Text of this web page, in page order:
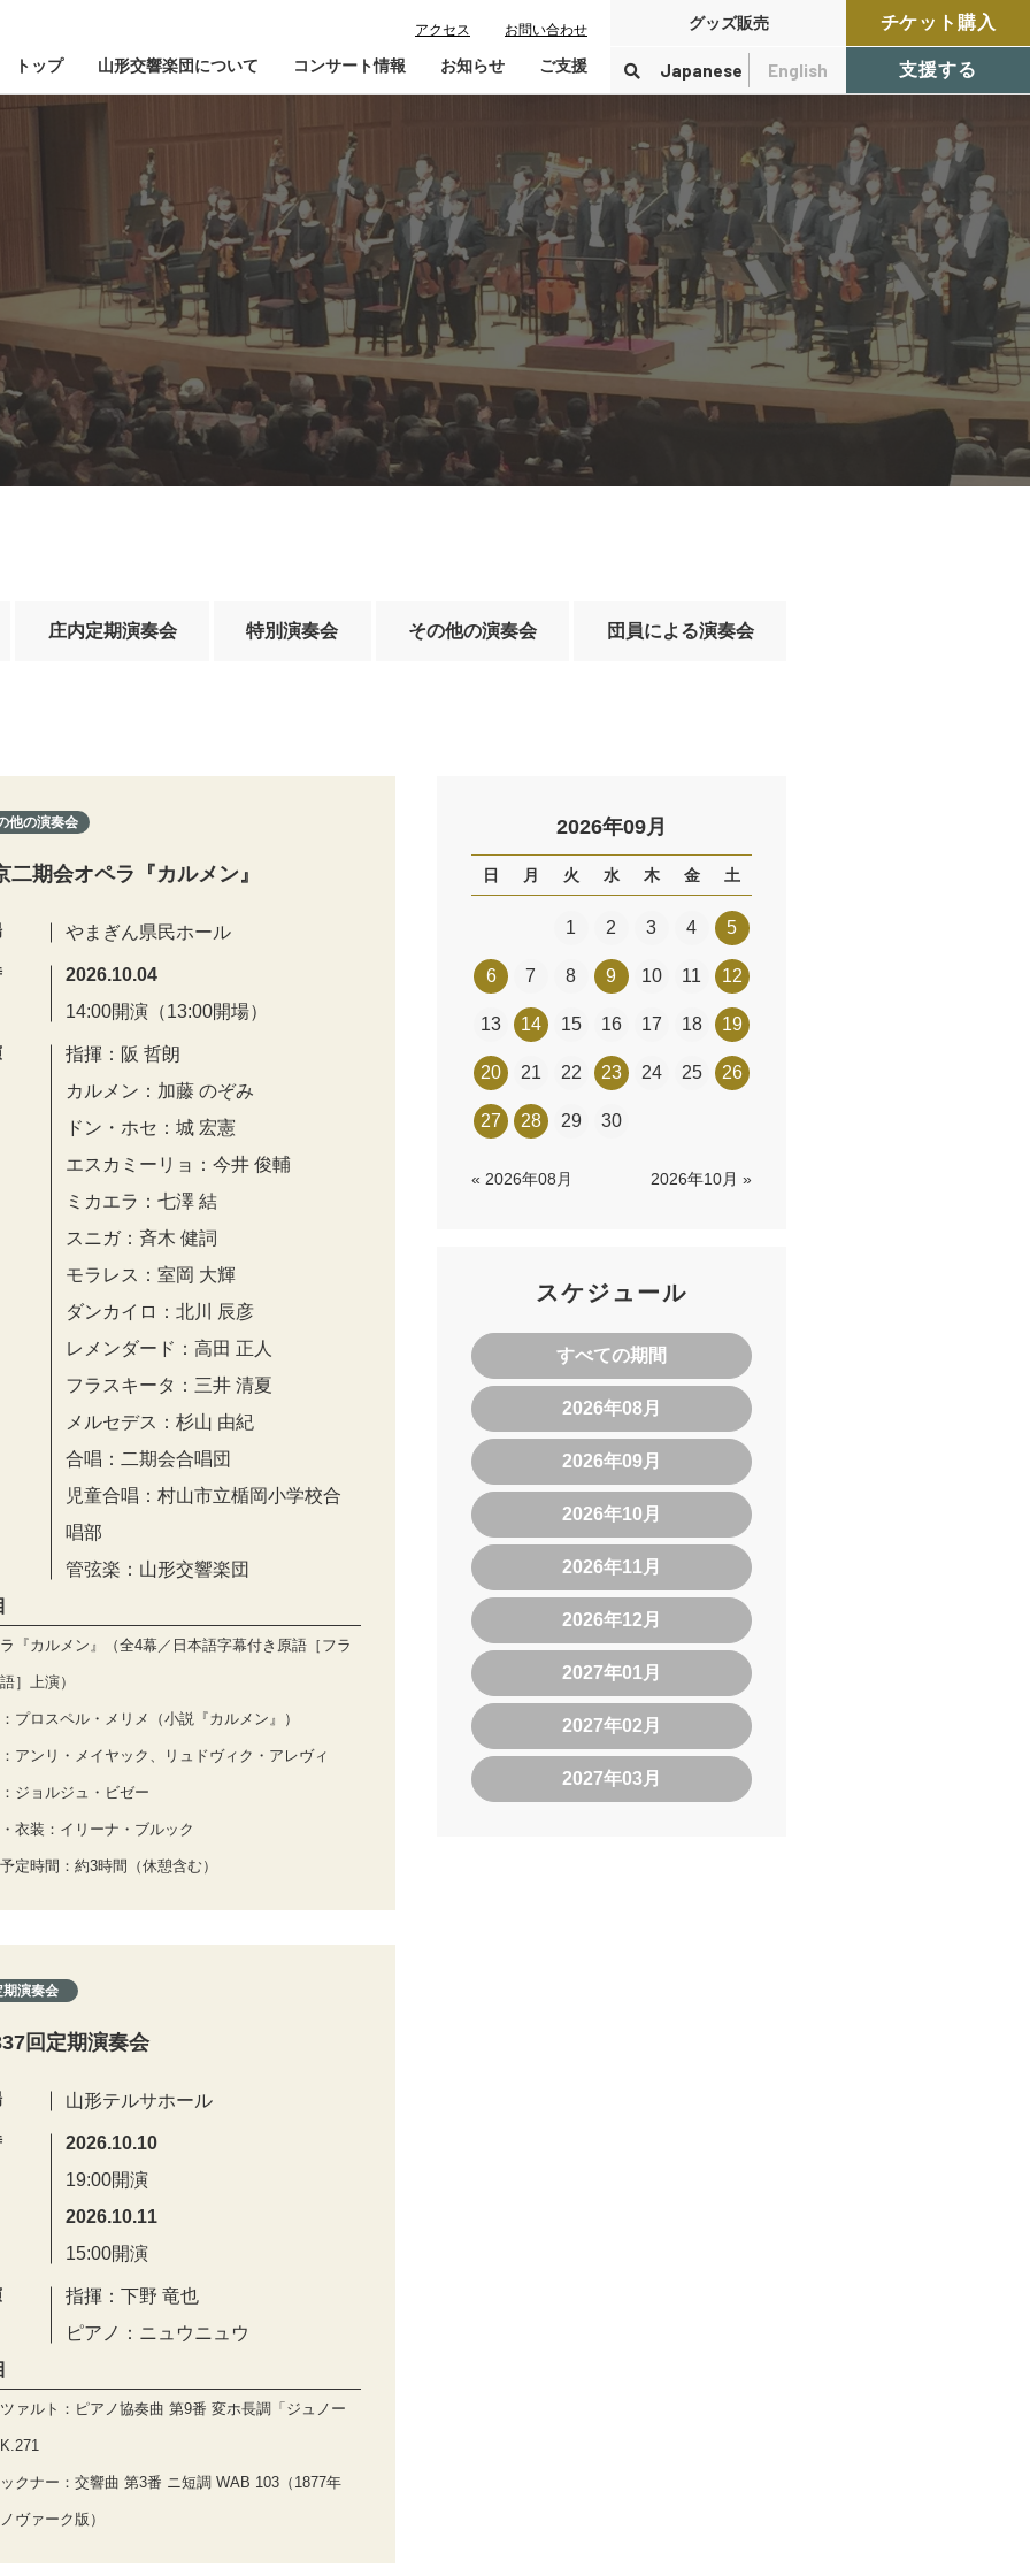
アクセス お問い合わせ
トップ 山形交響楽団について
山響が目指すもの
指揮者・楽団員紹介
山響アマデウスコア
山響の教育・地域交流
動画で見る山響
団体情報
コンサート情報
チケット購入ガイド
鑑賞会員入会
定期演奏会アーカイブ
お知らせ ご支援
寄付控除について
グッズ販売
Japanese English
チケット購入
支援する
庄内定期演奏会 特別演奏会 その他の演奏会 団員による演奏会
他の演奏会
二期会オペラ『カルメン』
やまぎん県民ホール
2026.10.04
14:00開演（13:00開場）
指揮：阪 哲朗
カルメン：加藤 のぞみ
ドン・ホセ：城 宏憲
エスカミーリョ：今井 俊輔
ミカエラ：七澤 結
スニガ：⻫⽊ 健詞
モラレス：室岡 ⼤輝
ダンカイロ：北川 ⾠彦
レメンダード：⾼⽥ 正⼈
フラスキータ：三井 清夏
メルセデス：杉⼭ 由紀
合唱：二期会合唱団
児童合唱：村⼭市⽴楯岡⼩学校合
唱部
管弦楽：山形交響楽団
『カルメン』（全4幕／日本語字幕付き原語［フラ
］上演）
プロスペル・メリメ（小説『カルメン』）
アンリ・メイヤック、リュドヴィク・アレヴィ
ジョルジュ・ビゼー
衣装：イリーナ・ブルック
定時間：約3時間（休憩含む）
期演奏会
回定期演奏会
山形テルサホール
2026.10.10
19:00開演
2026.10.11
15:00開演
指揮：下野 竜也
ピアノ：ニュウニュウ
ァルト：ピアノ協奏曲 第9番 変ホ長調「ジュノー
クナー：交響曲 第3番 ニ短調 WAB 103（1877年
ヴァーク版）
2026年09月
日 月 火 水 木 金 土
1 2 3 4 5
6 7 8 9 10 11 12
13 14 15 16 17 18 19
20 21 22 23 24 25 26
27 28 29 30
« 2026年08月 2026年10月 »
スケジュール
すべての期間
2026年08月
2026年09月
2026年10月
2026年11月
2026年12月
2027年01月
2027年02月
2027年03月